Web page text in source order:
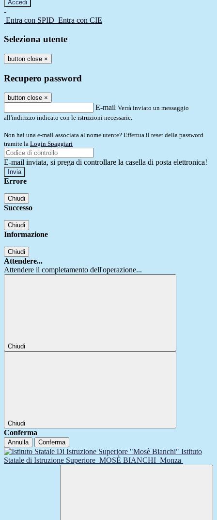
-
Entra con SPID Entra con CIE
Seleziona utente
button close ×
Recupero password
button close ×
E-mail Verrà inviato un messaggio
all'indirizzo indicato con le istruzioni necessarie.
Non hai una e-mail associata al nome utente? Effettua il reset della password
tramite la Login Spaggiari
E-mail inviata, si prega di controllare la casella di posta elettronica!
Errore
Chiudi
Successo
Chiudi
Informazione
Chiudi
Attendere...
Attendere il completamento dell'operazione...
Chiudi
Chiudi
Conferma
Annulla Conferma
Istituto
Statale di Istruzione Superiore MOSÈ BIANCHI Monza